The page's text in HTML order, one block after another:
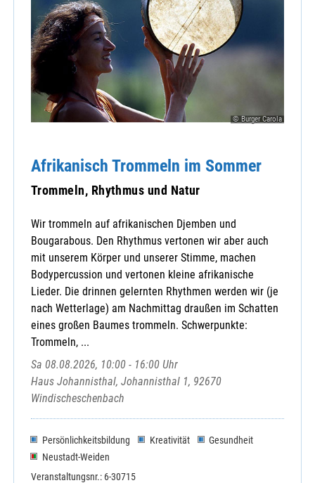
© Burger Carola
Afrikanisch Trommeln im Sommer
Trommeln, Rhythmus und Natur
Wir trommeln auf afrikanischen Djemben und
Bougarabous. Den Rhythmus vertonen wir aber auch
mit unserem Körper und unserer Stimme, machen
Bodypercussion und vertonen kleine afrikanische
Lieder. Die drinnen gelernten Rhythmen werden wir (je
nach Wetterlage) am Nachmittag draußen im Schatten
eines großen Baumes trommeln. Schwerpunkte:
Trommeln, ...
Sa 08.08.2026, 10:00 - 16:00 Uhr
Haus Johannisthal, Johannisthal 1, 92670
Windischeschenbach
Persönlichkeitsbildung Kreativität
Gesundheit
Neustadt-Weiden
Veranstaltungsnr.: 6-30715